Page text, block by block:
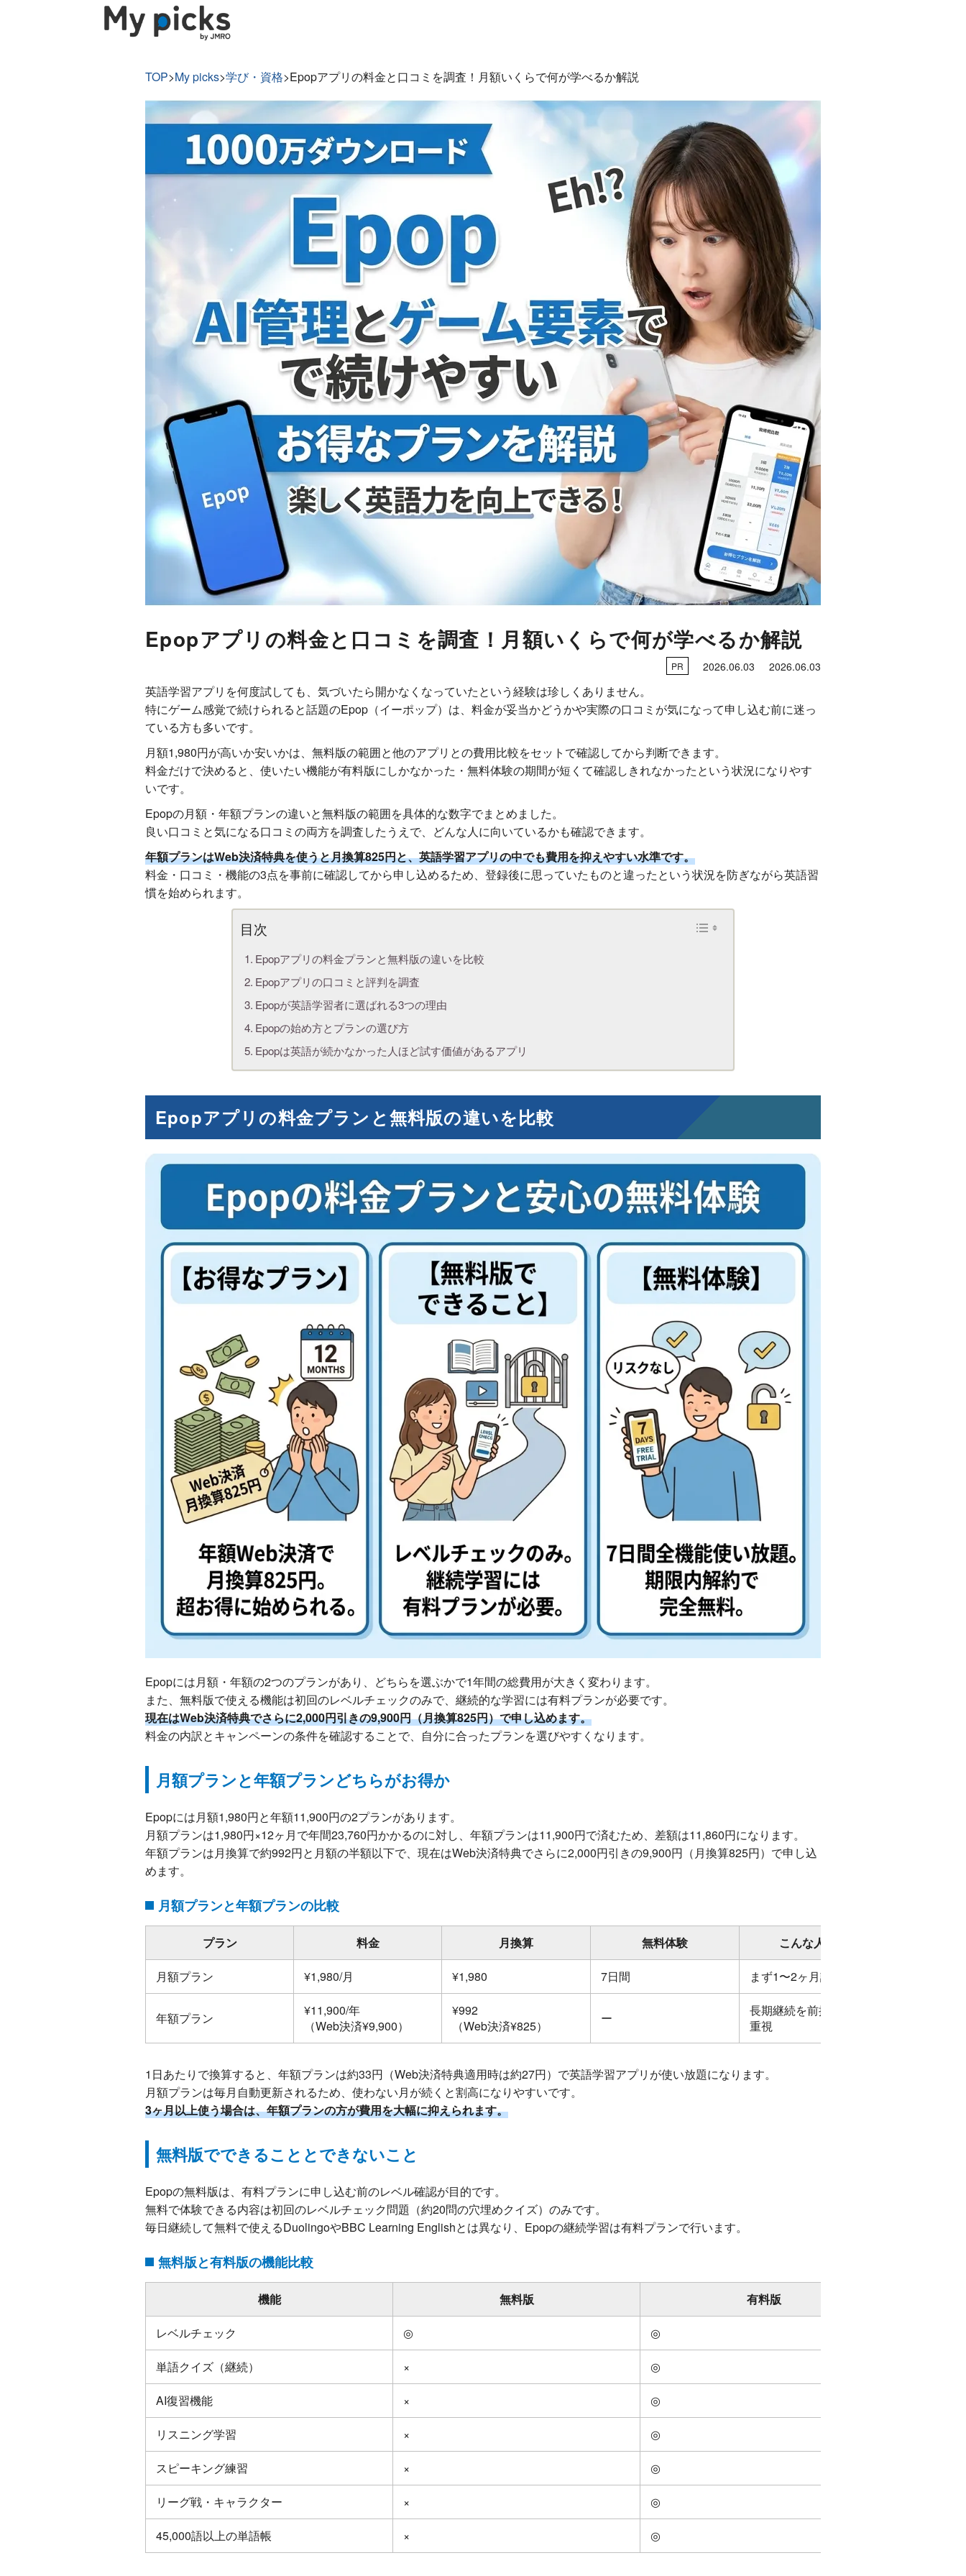
TOP>My picks>学び・資格>Epopアプリの料金と口コミを調査！月額いくらで何が学べるか解説
Epopアプリの料金と口コミを調査！月額いくらで何が学べるか解説
PR 2026.06.03 2026.06.03
英語学習アプリを何度試しても、気づいたら開かなくなっていたという経験は珍しくありません。
特にゲーム感覚で続けられると話題のEpop（イーポップ）は、料金が妥当かどうかや実際の口コミが気になって申し込む前に迷っ
ている方も多いです。
月額1,980円が高いか安いかは、無料版の範囲と他のアプリとの費用比較をセットで確認してから判断できます。
料金だけで決めると、使いたい機能が有料版にしかなかった・無料体験の期間が短くて確認しきれなかったという状況になりやす
いです。
Epopの月額・年額プランの違いと無料版の範囲を具体的な数字でまとめました。
良い口コミと気になる口コミの両方を調査したうえで、どんな人に向いているかも確認できます。
年額プランはWeb決済特典を使うと月換算825円と、英語学習アプリの中でも費用を抑えやすい水準です。
料金・口コミ・機能の3点を事前に確認してから申し込めるため、登録後に思っていたものと違ったという状況を防ぎながら英語習
慣を始められます。
Epopアプリの料金プランと無料版の違いを比較
Epopアプリの口コミと評判を調査
Epopが英語学習者に選ばれる3つの理由
Epopの始め方とプランの選び方
Epopは英語が続かなかった人ほど試す価値があるアプリ
Epopアプリの料金プランと無料版の違いを比較
Epopには月額・年額の2つのプランがあり、どちらを選ぶかで1年間の総費用が大きく変わります。
また、無料版で使える機能は初回のレベルチェックのみで、継続的な学習には有料プランが必要です。
現在はWeb決済特典でさらに2,000円引きの9,900円（月換算825円）で申し込めます。
料金の内訳とキャンペーンの条件を確認することで、自分に合ったプランを選びやすくなります。
月額プランと年額プランどちらがお得か
Epopには月額1,980円と年額11,900円の2プランがあります。
月額プランは1,980円×12ヶ月で年間23,760円かかるのに対し、年額プランは11,900円で済むため、差額は11,860円になります。
年額プランは月換算で約992円と月額の半額以下で、現在はWeb決済特典でさらに2,000円引きの9,900円（月換算825円）で申し込
めます。
月額プランと年額プランの比較
プラン 料金 月換算 無料体験 こんな人向け
月額プラン ¥1,980/月 ¥1,980 7日間 まず1〜2ヶ月試したい
年額プラン
¥11,900/年
（Web決済¥9,900）
¥992
（Web決済¥825）
ー
長期継続を前提にコスパ
重視
1日あたりで換算すると、年額プランは約33円（Web決済特典適用時は約27円）で英語学習アプリが使い放題になります。
月額プランは毎月自動更新されるため、使わない月が続くと割高になりやすいです。
3ヶ月以上使う場合は、年額プランの方が費用を大幅に抑えられます。
無料版でできることとできないこと
Epopの無料版は、有料プランに申し込む前のレベル確認が目的です。
無料で体験できる内容は初回のレベルチェック問題（約20問の穴埋めクイズ）のみです。
毎日継続して無料で使えるDuolingoやBBC Learning Englishとは異なり、Epopの継続学習は有料プランで行います。
無料版と有料版の機能比較
機能 無料版 有料版
レベルチェック ◎ ◎
単語クイズ（継続） × ◎
AI復習機能 × ◎
リスニング学習 × ◎
スピーキング練習 × ◎
リーグ戦・キャラクター × ◎
45,000語以上の単語帳 × ◎